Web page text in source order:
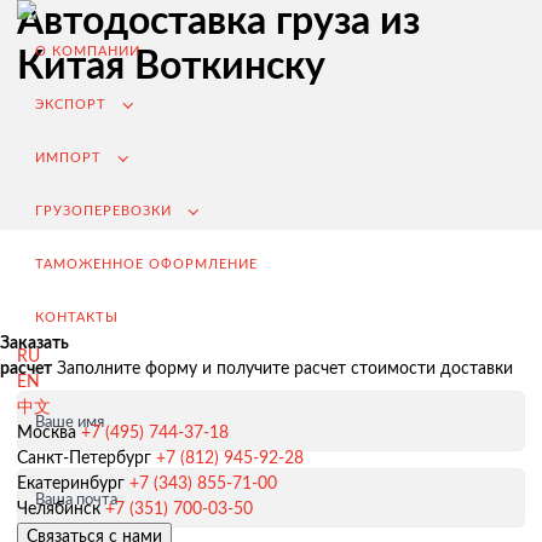
О КОМПАНИИ
ЭКСПОРТ
ИМПОРТ
ГРУЗОПЕРЕВОЗКИ
ТАМОЖЕННОЕ ОФОРМЛЕНИЕ
КОНТАКТЫ
RU
EN
中文
Москва +7 (495) 744-37-18
Санкт-Петербург +7 (812) 945-92-28
Екатеринбург +7 (343) 855-71-00
Челябинск +7 (351) 700-03-50
Связаться с нами
Экспорт из России
Заключение контрактов и согласование условий поставки
Таможенное оформление и разрешительная документация
Автодоставка груза из
Китая Воткинску
Заказать
расчет Заполните форму и получите расчет стоимости доставки
Ваше имя
Ваша почта